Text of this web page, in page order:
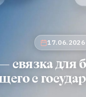
17.06.2026
связка для
с